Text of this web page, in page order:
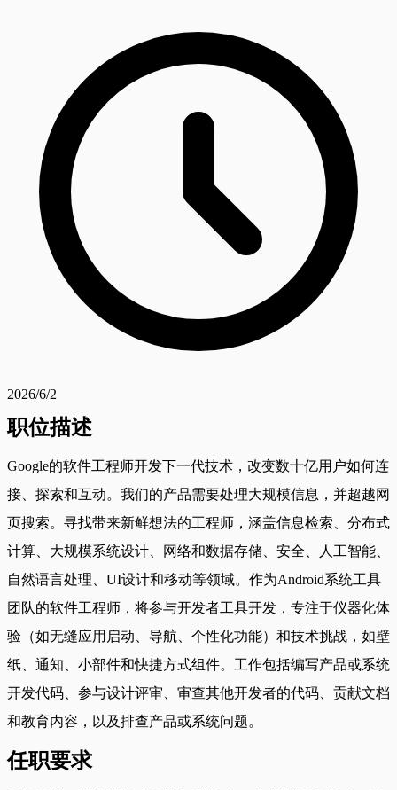
2026/6/2
职位描述
Google的软件工程师开发下一代技术，改变数十亿用户如何连
接、探索和互动。我们的产品需要处理大规模信息，并超越网
页搜索。寻找带来新鲜想法的工程师，涵盖信息检索、分布式
计算、大规模系统设计、网络和数据存储、安全、人工智能、
自然语言处理、UI设计和移动等领域。作为Android系统工具
团队的软件工程师，将参与开发者工具开发，专注于仪器化体
验（如无缝应用启动、导航、个性化功能）和技术挑战，如壁
纸、通知、小部件和快捷方式组件。工作包括编写产品或系统
开发代码、参与设计评审、审查其他开发者的代码、贡献文档
和教育内容，以及排查产品或系统问题。
任职要求